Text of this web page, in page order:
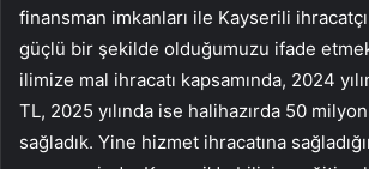
finansman imkanları ile Kayserili
güçlü bir şekilde olduğumuzu ifade
ilimize mal ihracatı kapsamında, 2024
TL, 2025 yılında ise halihazırda 50
sağladık. Yine hizmet ihracatına